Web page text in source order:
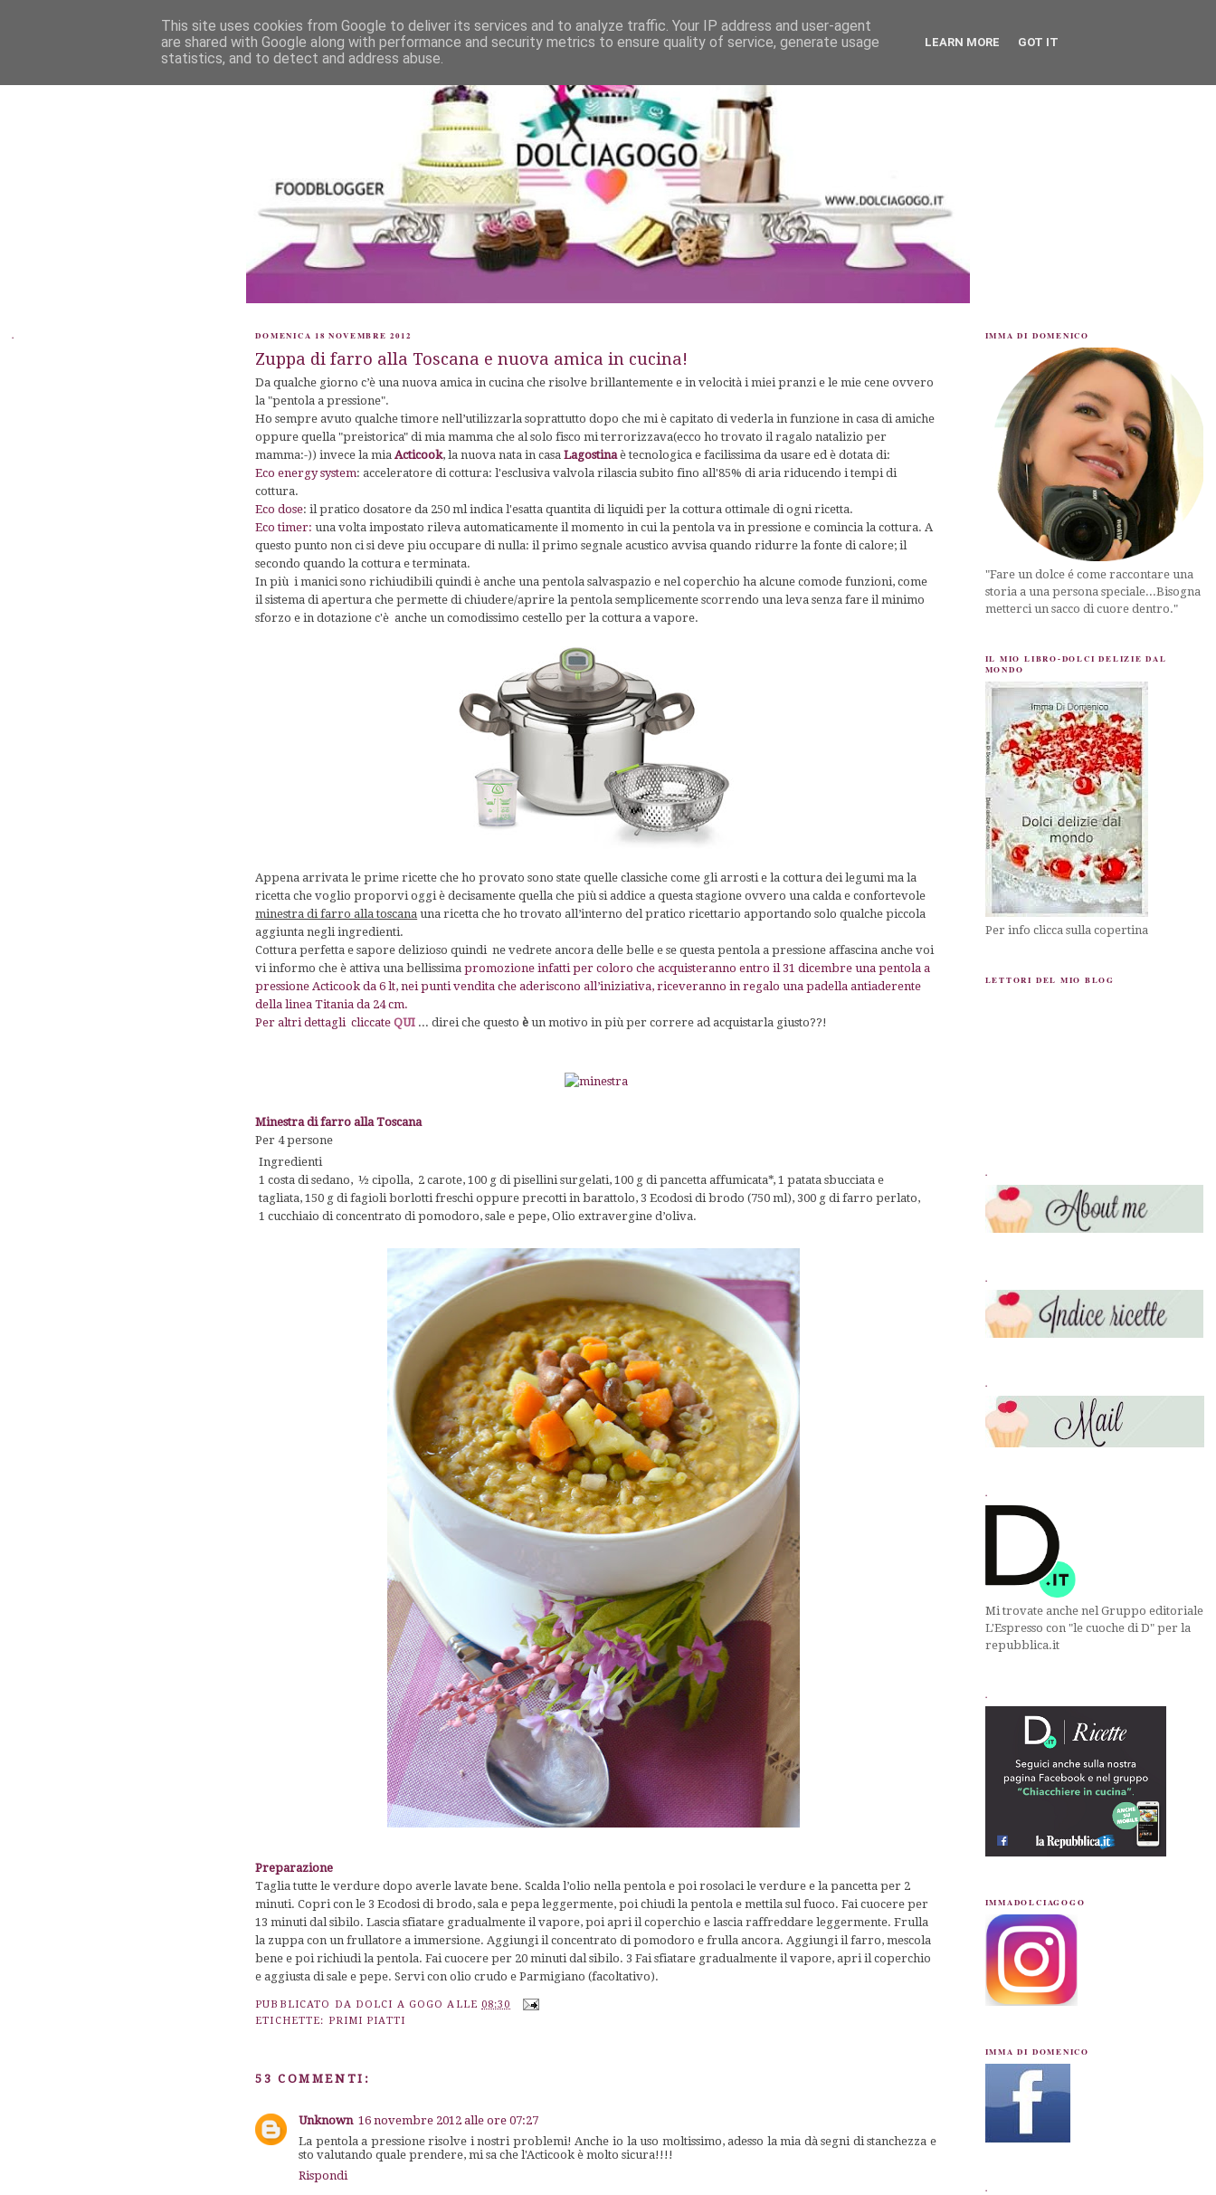
. DOMENICA 18 NOVEMBRE 2012
Zuppa di farro alla Toscana e nuova amica in cucina!
Da qualche giorno c’è una nuova amica in cucina che risolve brillantemente e in velocità i miei pranzi e le mie cene ovvero
la"pentola a pressione".
Ho sempre avuto qualche timore nell’utilizzarla soprattutto dopo che mi è capitato di vederla in funzione in casa di amiche
oppure quella "preistorica" di mia mamma che al solo fisco mi terrorizzava(ecco ho trovato il ragalo natalizio per
mamma:-)) invece la miaActicook, la nuova nata in casa Lagostina è tecnologica e facilissima da usare ed è dotata di:
Eco energy system: acceleratore di cottura: l'esclusiva valvola rilascia subito fino all'85% di aria riducendo i tempi di
cottura.
Eco dose: il pratico dosatore da 250 ml indica l'esatta quantita di liquidi per la cottura ottimale di ogni ricetta.
Eco timer: una volta impostato rileva automaticamente il momento in cui la pentola va in pressione e comincia la cottura. A
questo punto non ci si deve piu occupare di nulla: il primo segnale acustico avvisa quando ridurre la fonte di calore; il
secondo quando la cottura e terminata.
In più i manici sono richiudibili quindi è anche una pentola salvaspazio e nel coperchio ha alcune comode funzioni, come
il sistema di apertura che permette di chiudere/aprire la pentola semplicemente scorrendo una leva senza fare il minimo
sforzo e in dotazione c'è anche un comodissimo cestello per la cottura a vapore.
Appena arrivata le prime ricette che ho provato sono state quelle classiche come gli arrosti e la cottura dei legumi ma la
ricetta che voglio proporvi oggi è decisamente quella che più si addice a questa stagione ovvero una calda e confortevole
minestra di farro alla toscana una ricetta che ho trovato all’interno del pratico ricettario apportando solo qualche piccola
aggiunta negli ingredienti.
Cottura perfetta e sapore delizioso quindi ne vedrete ancora delle belle e se questa pentola a pressione affascina anche voi
vi informo che è attiva una bellissima promozione infatti per coloro che acquisteranno entro il 31 dicembre una pentola a
pressione Acticook da 6 lt, nei punti vendita che aderiscono all’iniziativa, riceveranno in regalo una padella antiaderente
della linea Titania da 24 cm.
Per altri dettagli cliccate QUI ... direi che questoèun motivo in più per correre ad acquistarla giusto??!
Minestra di farro alla Toscana
Per 4 persone
Ingredienti
1 costa di sedano, ½ cipolla, 2 carote, 100 g di pisellini surgelati, 100 g di pancetta affumicata*, 1 patata sbucciata e
tagliata, 150 g di fagioli borlotti freschi oppure precotti in barattolo, 3 Ecodosi di brodo (750 ml), 300 g di farro perlato,
1 cucchiaio di concentrato di pomodoro, sale e pepe, Olio extravergine d’oliva.
Preparazione
Taglia tutte le verdure dopo averle lavate bene. Scalda l’olio nella pentola e poi rosolaci le verdure e la pancetta per 2
minuti. Copri con le 3 Ecodosi di brodo, sala e pepa leggermente, poi chiudi la pentola e mettila sul fuoco. Fai cuocere per
13 minuti dal sibilo. Lascia sfiatare gradualmente il vapore, poi apri il coperchio e lascia raffreddare leggermente. Frulla
la zuppa con un frullatore a immersione. Aggiungi il concentrato di pomodoro e frulla ancora. Aggiungi il farro, mescola
bene e poi richiudi la pentola. Fai cuocere per 20 minuti dal sibilo. 3 Fai sfiatare gradualmente il vapore, apri il coperchio
e aggiusta di sale e pepe. Servi con olio crudo e Parmigiano (facoltativo).
PUBBLICATO DA DOLCI A GOGO ALLE 08:30
ETICHETTE: PRIMI PIATTI
53 COMMENTI:
Unknown 16 novembre 2012 alle ore 07:27
La pentola a pressione risolve i nostri problemi! Anche io la uso moltissimo, adesso la mia dà segni di stanchezza e
sto valutando quale prendere, mi sa che l'Acticook è molto sicura!!!!
Rispondi
IMMA DI DOMENICO
"Fare un dolce é come raccontare una
storia a una persona speciale...Bisogna
metterci un sacco di cuore dentro."
IL MIO LIBRO-DOLCI DELIZIE DAL
MONDO
Per info clicca sulla copertina
LETTORI DEL MIO BLOG
.
.
.
.
Mi trovate anche nel Gruppo editoriale
L'Espresso con "le cuoche di D" per la
repubblica.it
.
IMMADOLCIAGOGO
IMMA DI DOMENICO
.
This site uses cookies from Google to deliver its services and to analyze traffic. Your IP address and user-agent
are shared with Google along with performance and security metrics to ensure quality of service, generate usage
statistics, and to detect and address abuse.
LEARN MORE GOT IT